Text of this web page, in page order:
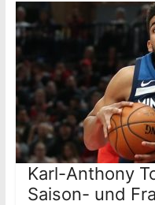
Karl-Anthony
Saison- und